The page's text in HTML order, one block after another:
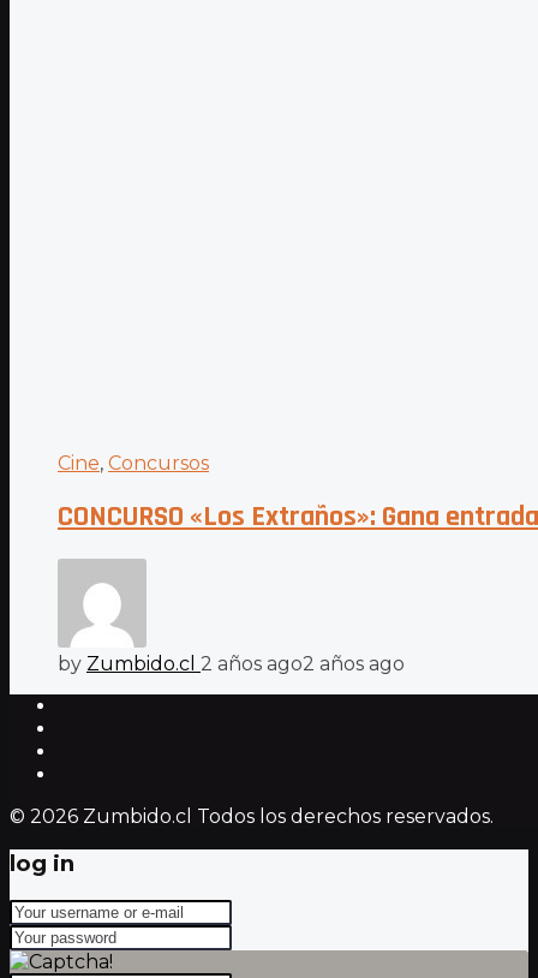
Cine, Concursos
CONCURSO «Los Extraños»: Gana
by Zumbido.cl 2 años ago2 años ago
© 2026 Zumbido.cl Todos los derechos reservados.
log in